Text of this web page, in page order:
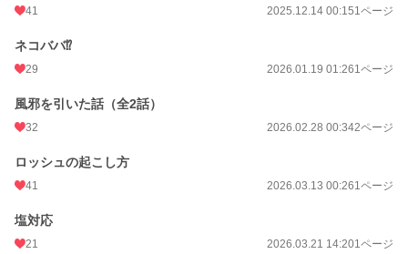
41 2025.12.14 00:151ページ
ネコババ⁉
29 2026.01.19 01:261ページ
風邪を引いた話（全2話）
32 2026.02.28 00:342ページ
ロッシュの起こし方
41 2026.03.13 00:261ページ
塩対応
21 2026.03.21 14:201ページ